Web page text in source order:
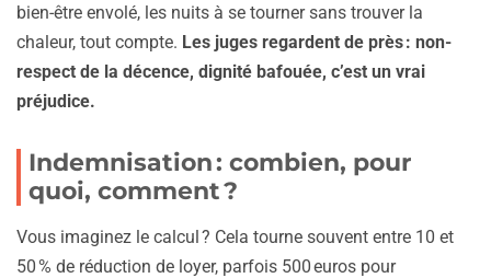
bien-être envolé, les nuits à se tourner sans trouver la
chaleur, tout compte. Les juges regardent de près : non-
respect de la décence, dignité bafouée, c’est un vrai
préjudice.
Indemnisation : combien, pour
quoi, comment ?
Vous imaginez le calcul ? Cela tourne souvent entre 10 et
50 % de réduction de loyer, parfois 500 euros pour